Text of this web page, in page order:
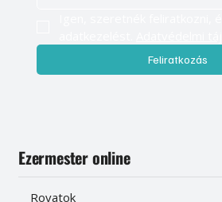
Feliratkozás
Ezermester online
Rovatok